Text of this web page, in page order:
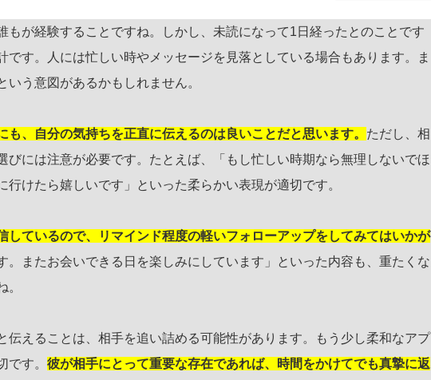
もが経験することですね。しかし、未読になって1日経ったとのことです
す。人には忙しい時やメッセージを見落としている場合もあります。ま
う意図があるかもしれません。
、自分の気持ちを正直に伝えるのは良いことだと思います。 ただし、相
には注意が必要です。たとえば、「もし忙しい時期なら無理しないでほ
けたら嬉しいです」といった柔らかい表現が適切です。
しているので、リマインド程度の軽いフォローアップをしてみてはいかが
。またお会いできる日を楽しみにしています」といった内容も、重たくな
。
伝えることは、相手を追い詰める可能性があります。もう少し柔和なアプ
です。 彼が相手にとって重要な存在であれば、時間をかけてでも真摯に返